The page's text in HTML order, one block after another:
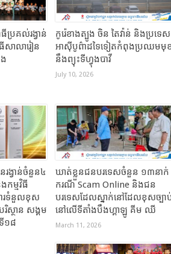
ប្រគល់រង្វាន់
សាលារៀន
កូរ៉េខាងត្បូង ចិន តៃវ៉ាន់ និងប្រទេស
អាស៊ីបូព៌ាដទៃទៀតកំពុងប្រឈមមុ
នឹងព្យុះទីហ្វុងបាវី
July 10, 2026
រង្វាន់ចំនួន៤
កម្មវិធី
ារទំនួលខុស
ស្ថាន សង្គម
១៨
ឃាត់ខ្លួនជនបរទេសចំនួន ១៣នាក់
ករណី Scam Online និងជន
បរទេសដែលស្នាក់នៅដែលខុសច្បា
នៅលើទីតាំងបឹងហ្គាឡូ គីម ឈី
March 11, 2026